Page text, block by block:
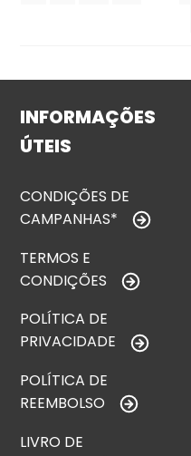
INFORMAÇÕES
ÚTEIS
CONDIÇÕES DE
CAMPANHAS*
TERMOS E
CONDIÇÕES
POLÍTICA DE
PRIVACIDADE
POLÍTICA DE
REEMBOLSO
LIVRO DE